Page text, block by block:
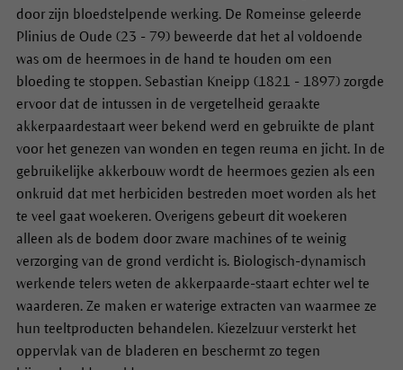
door zijn bloedstelpende werking. De Romeinse geleerde
Plinius de Oude (23 - 79) beweerde dat het al voldoende
was om de heermoes in de hand te houden om een
bloeding te stoppen. Sebastian Kneipp (1821 - 1897) zorgde
ervoor dat de intussen in de vergetelheid geraakte
akkerpaardestaart weer bekend werd en gebruikte de plant
voor het genezen van wonden en tegen reuma en jicht.In de
gebruikelijke akkerbouw wordt de heermoes gezien als een
onkruid dat met herbiciden bestreden moet worden als het
te veel gaat woekeren. Overigens gebeurt dit woekeren
alleen als de bodem door zware machines of te weinig
verzorging van de grond verdicht is. Biologisch-dynamisch
werkende telers weten de akkerpaarde-staart echter wel te
waarderen. Ze maken er waterige extracten van waarmee ze
hun teeltproducten behandelen. Kiezelzuur versterkt het
oppervlak van de bladeren en beschermt zo tegen